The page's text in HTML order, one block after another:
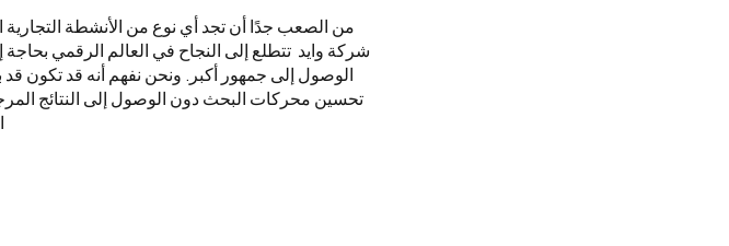
من الصعب جدًا أن تجد أي نوع من الأنشطة
الوصول إلى جمهور أكبر. ونحن نفهم أنه قد تكون